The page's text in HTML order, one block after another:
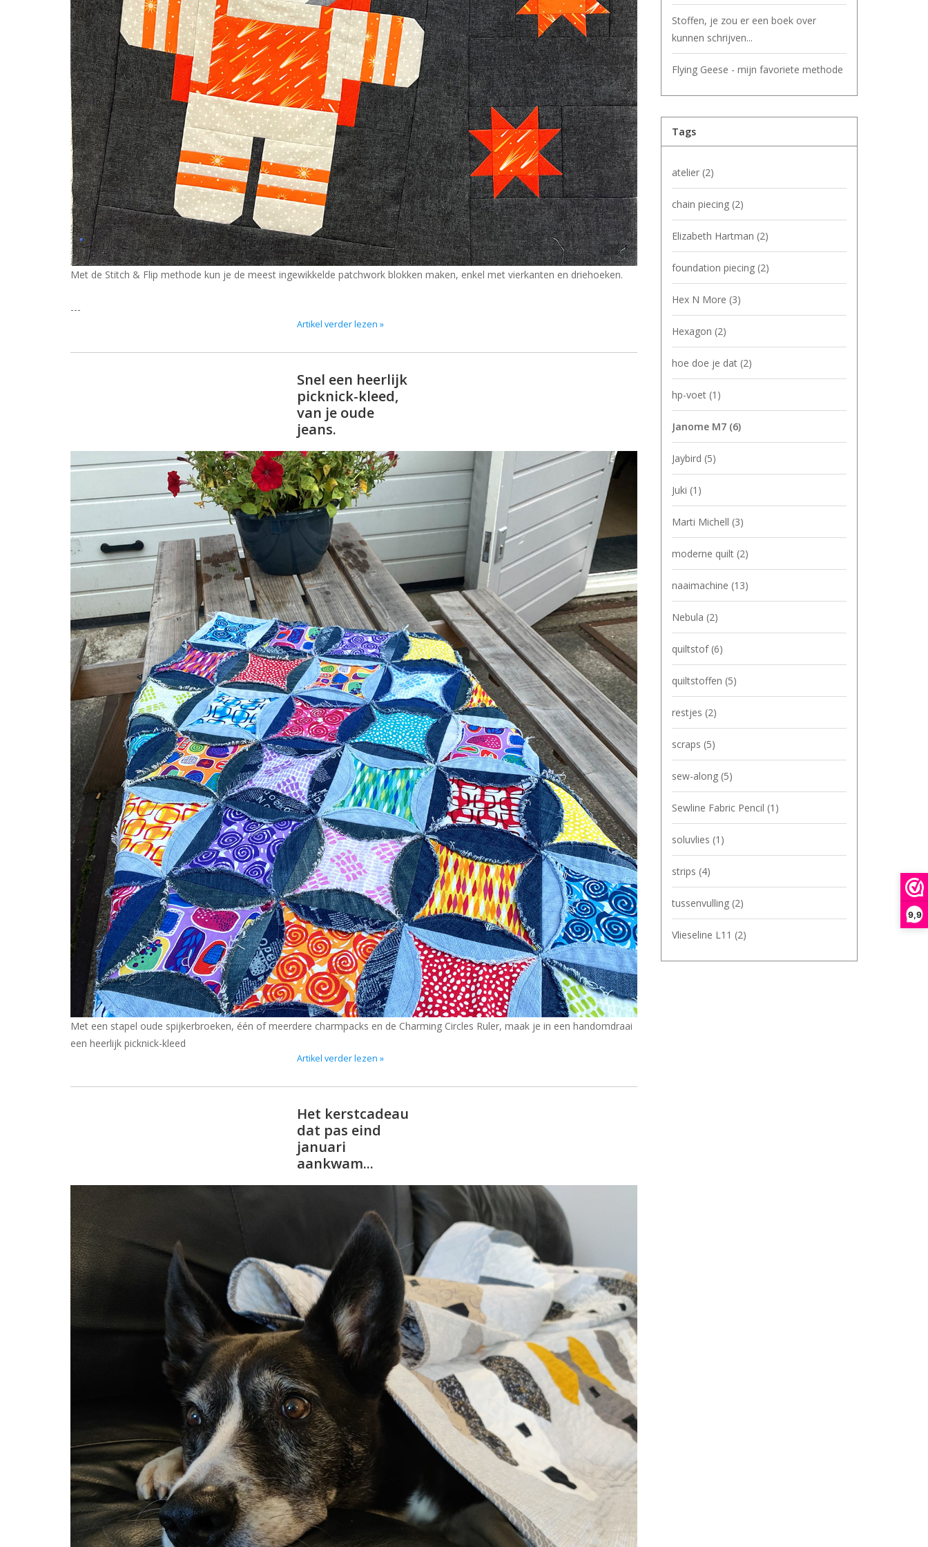
9,9
Met de Stitch & Flip methode kun je de meest ingewikkelde patchwork blokken maken, enkel met vierkanten en driehoeken.
---
Artikel verder lezen »
Snel een heerlijk
picknick-kleed,
van je oude
jeans.
Met een stapel oude spijkerbroeken, één of meerdere charmpacks en de Charming Circles Ruler, maak je in een handomdraai
een heerlijk picknick-kleed
Artikel verder lezen »
Het kerstcadeau
dat pas eind
januari
aankwam...
Stoffen, je zou er een boek over
kunnen schrijven...
Flying Geese - mijn favoriete methode
Tags
atelier (2)
chain piecing (2)
Elizabeth Hartman (2)
foundation piecing (2)
Hex N More (3)
Hexagon (2)
hoe doe je dat (2)
hp-voet (1)
Janome M7 (6)
Jaybird (5)
Juki (1)
Marti Michell (3)
moderne quilt (2)
naaimachine (13)
Nebula (2)
quiltstof (6)
quiltstoffen (5)
restjes (2)
scraps (5)
sew-along (5)
Sewline Fabric Pencil (1)
soluvlies (1)
strips (4)
tussenvulling (2)
Vlieseline L11 (2)